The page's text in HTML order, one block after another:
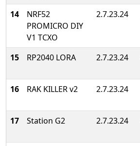
14
NRF52
PROMICRO DIY
V1 TCXO
2.7.23.24
15 RP2040 LORA 2.7.23.24
16
RAK KILLER v2 2.7.23.24
17 Station G2 2.7.23.24